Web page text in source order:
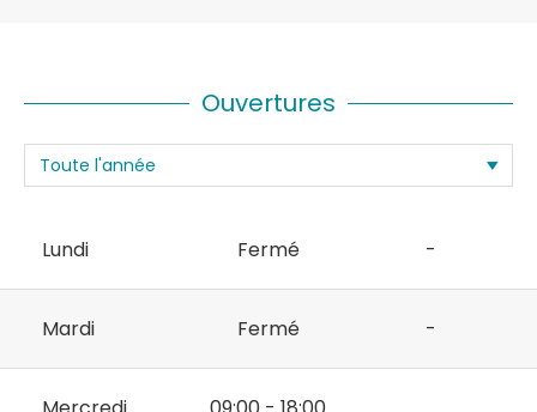
Ouvertures
Lundi Fermé -
Mardi Fermé -